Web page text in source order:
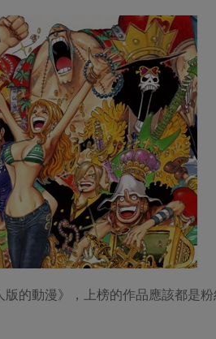
的動漫》，上榜的作品應該都是